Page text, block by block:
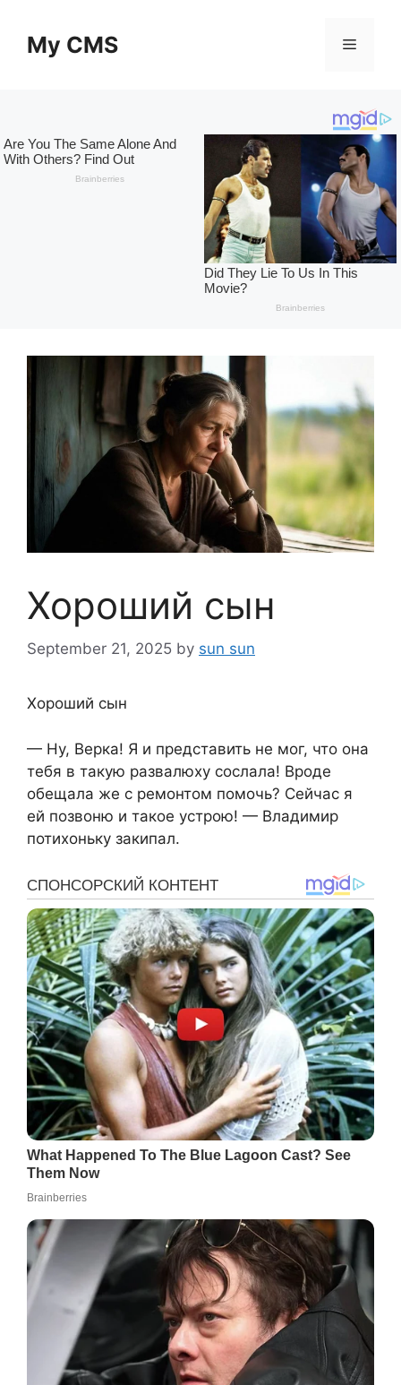
contentMy CMS Menu
Хороший сын
September 21, 2025 by sun sun
Хороший сын
— Ну, Верка! Я и представить не мог, что она
тебя в такую развалюху сослала! Вроде
обещала же с ремонтом помочь? Сейчас я
ей позвоню и такое устрою! — Владимир
потихоньку закипал.